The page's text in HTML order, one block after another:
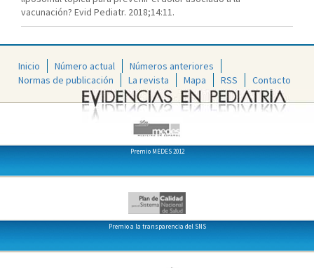
vacunación? Evid Pediatr. 2018;14:11.
Inicio Número actual
Números anteriores
Normas de publicación
La revista Mapa RSS Contacto
Premio MEDES 2012
Premio a la transparencia del SNS